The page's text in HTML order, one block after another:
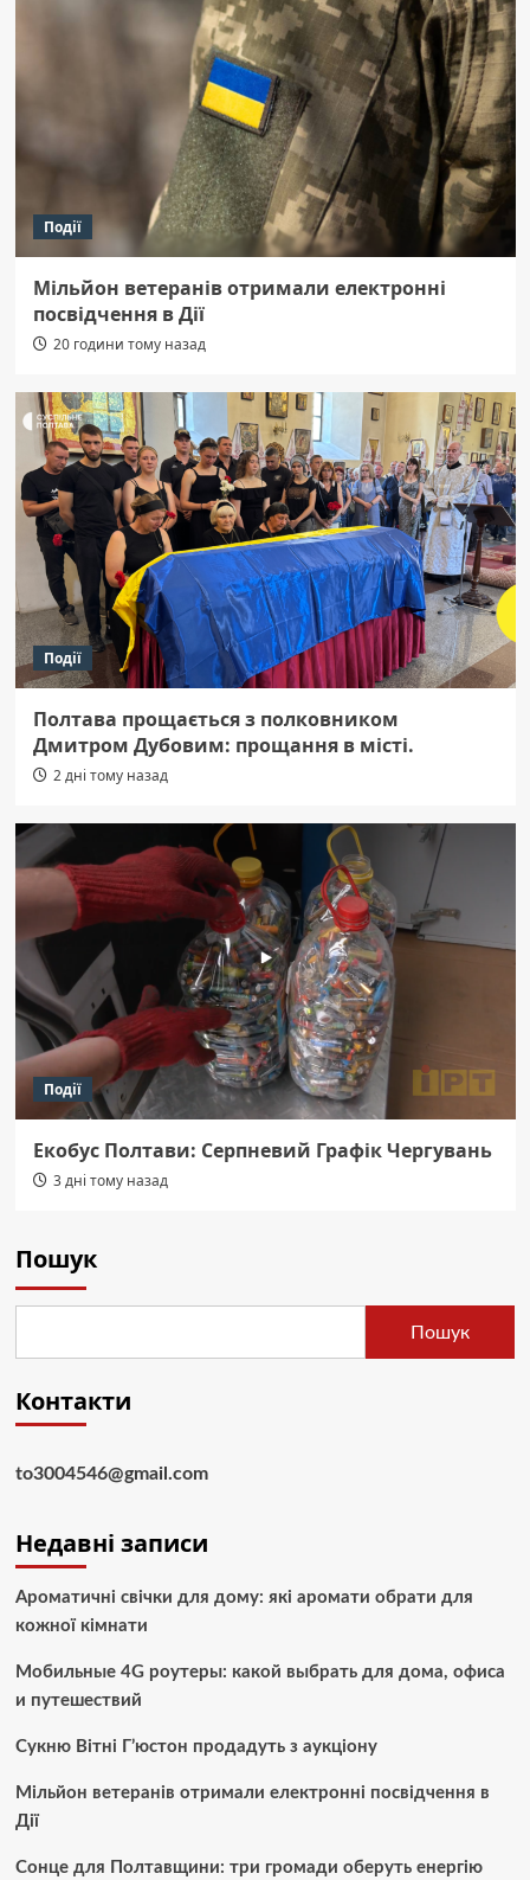
Події
Мільйон ветеранів отримали електронні
посвідчення в Дії
20 години тому назад
Події
Полтава прощається з полковником
Дмитром Дубовим: прощання в місті.
2 дні тому назад
Події
Екобус Полтави: Серпневий Графік Чергувань
3 дні тому назад
Пошук
Пошук
Контакти
to3004546@gmail.com
Недавні записи
Ароматичні свічки для дому: які аромати обрати для
кожної кімнати
Мобильные 4G роутеры: какой выбрать для дома, офиса
и путешествий
Сукню Вітні Г’юстон продадуть з аукціону
Мільйон ветеранів отримали електронні посвідчення в
Дії
Сонце для Полтавщини: три громади оберуть енергію